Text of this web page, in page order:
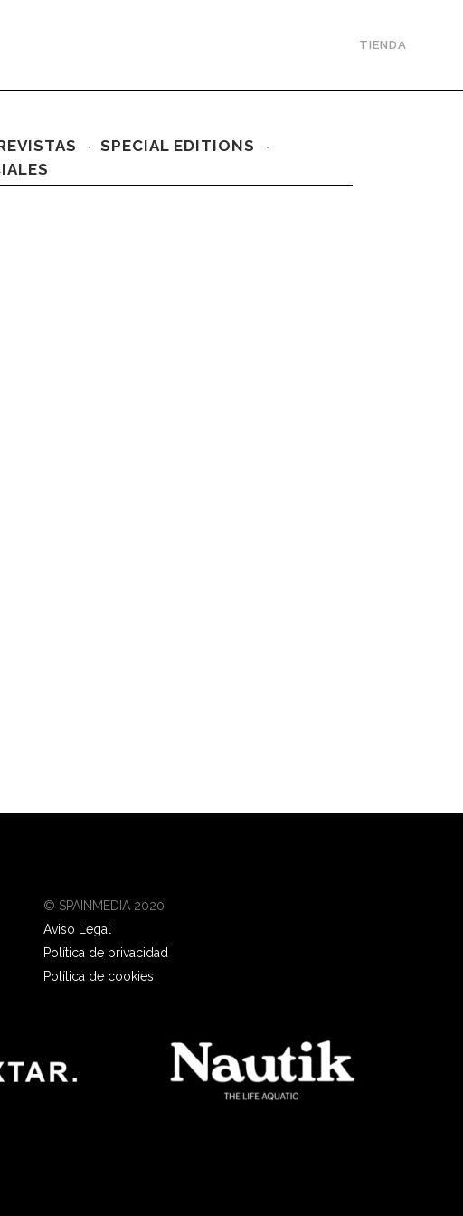
TIENDA
SPECIAL EDITIONS
© SPAINMEDIA 2020
Aviso Legal
Política de privacidad
Política de cookies